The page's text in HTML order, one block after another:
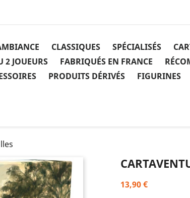
CLASSIQUES SPÉCIALISÉS
2 JOUEURS
FABRIQUÉS EN FRANCE
PRODUITS DÉRIVÉS FIGURINES
13,90 €